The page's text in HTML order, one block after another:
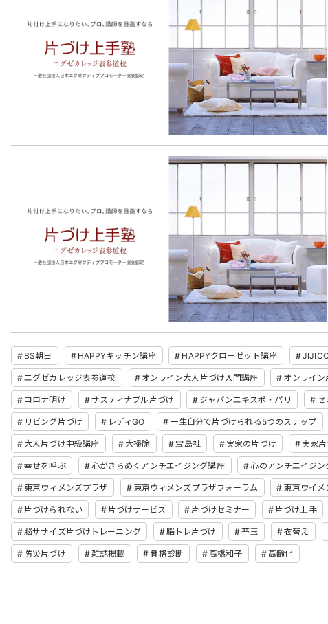
BS朝日 HAPPYキッチン講座 HAPPYクローゼット講座
エグゼカレッジ表参道校 オンライン大人片づけ入門講座 オンライン
コロナ明け サスティナブル片づけ ジャパンエキスポ・パリ セ
リビング片づけ レディGO 一生自分で片づけられる5つのステップ
大人片づけ中級講座 大掃除 宝島社 実家の片づけ 実家
幸せを呼ぶ 心がきらめくアンチエイジング講座 心のアンチエイジン
東京ウィメンズプラザ 東京ウィメンズプラザフォーラム 東京ウイメ
片づけられない 片づけサービス 片づけセミナー 片づけ上手
脳ササイズ片づけトレーニング 脳トレ片づけ 苔玉 衣替え
防災片づけ 雑誌掲載 骨格診断 高橋和子 高齢化